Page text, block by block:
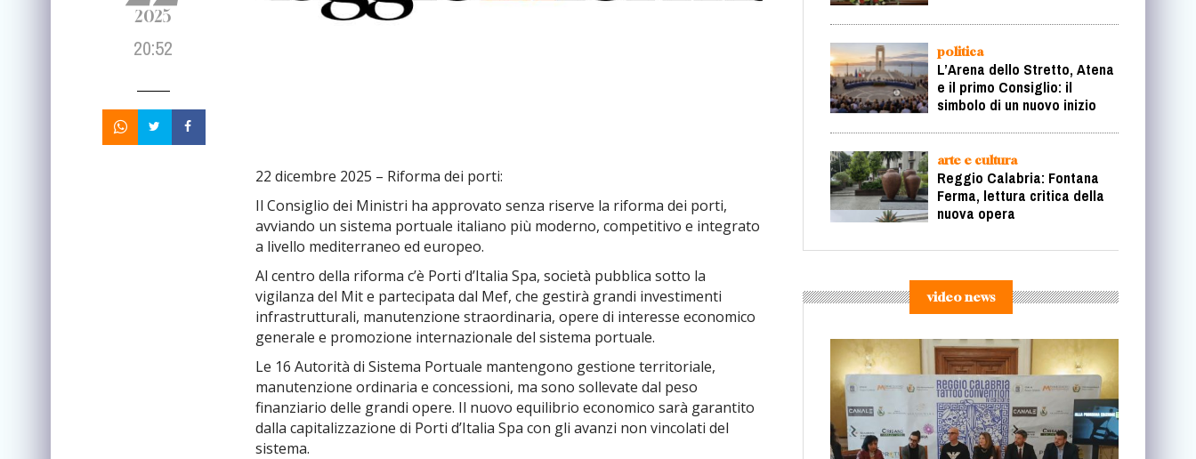
2025
20:52
22 dicembre 2025 – Riforma dei porti:
Il Consiglio dei Ministri ha approvato senza riserve la riforma dei porti,
avviando un sistema portuale italiano più moderno, competitivo e integrato
a livello mediterraneo ed europeo.
Al centro della riforma c’è Porti d’Italia Spa, società pubblica sotto la
vigilanza del Mit e partecipata dal Mef, che gestirà grandi investimenti
infrastrutturali, manutenzione straordinaria, opere di interesse economico
generale e promozione internazionale del sistema portuale.
Le 16 Autorità di Sistema Portuale mantengono gestione territoriale,
manutenzione ordinaria e concessioni, ma sono sollevate dal peso
finanziario delle grandi opere. Il nuovo equilibrio economico sarà garantito
dalla capitalizzazione di Porti d’Italia Spa con gli avanzi non vincolati del
sistema.
politica
L’Arena dello Stretto, Atena
e il primo Consiglio: il
simbolo di un nuovo inizio
arte e cultura
Reggio Calabria: Fontana
Ferma, lettura critica della
nuova opera
video news